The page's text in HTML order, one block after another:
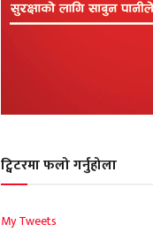
ट्विटरमा फलो गर्नुहोला
My Tweets